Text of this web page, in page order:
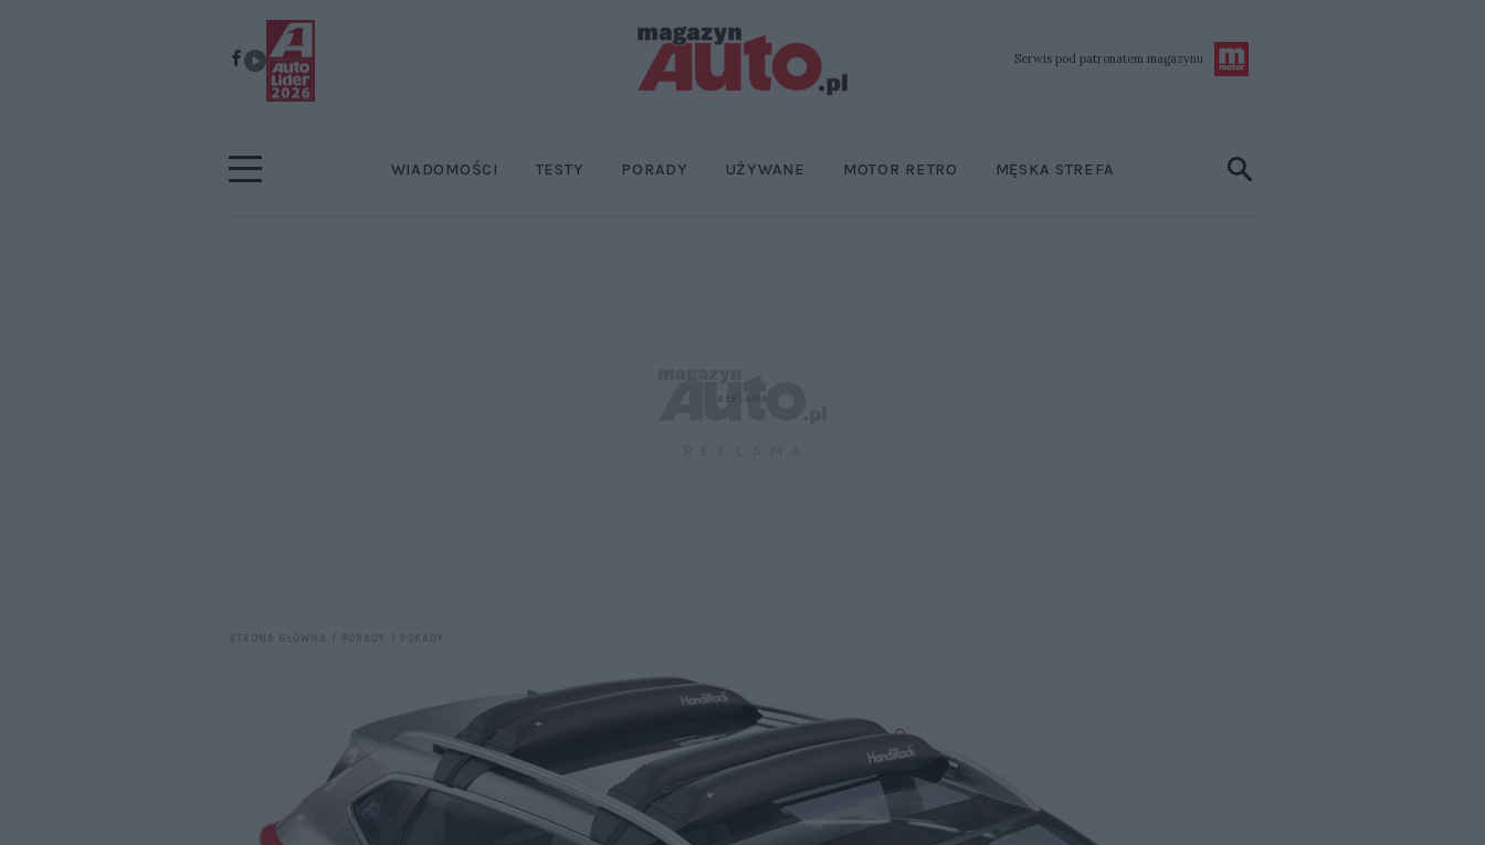
Serwis pod patronatem magazynu
WIADOMOŚCI MOTOR RETRO
TESTY PORADY UŻYWANE MĘSKA STREFA